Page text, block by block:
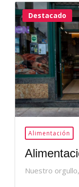
Destacado
Alimentación
Nuestro